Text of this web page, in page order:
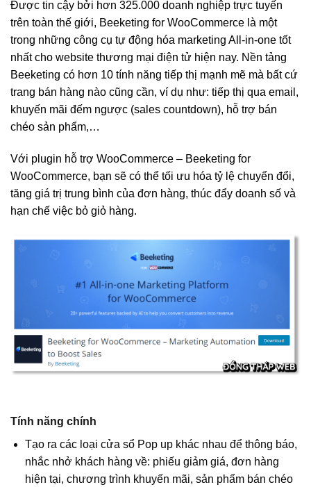
Được tin cậy bởi hơn 325.000 doanh nghiệp trực tuyến
trên toàn thế giới, Beeketing for WooCommerce là một
trong những công cụ tự động hóa marketing All-in-one tốt
nhất cho website thương mại điện tử hiện nay. Nền tảng
Beeketing có hơn 10 tính năng tiếp thị mạnh mẽ mà bất cứ
trang bán hàng nào cũng cần, ví dụ như: tiếp thị qua email,
khuyến mãi đếm ngược (sales countdown), hỗ trợ bán
chéo sản phẩm,…
Với plugin hỗ trợ WooCommerce – Beeketing for
WooCommerce, bạn sẽ có thể tối ưu hóa tỷ lệ chuyển đổi,
tăng giá trị trung bình của đơn hàng, thúc đẩy doanh số và
hạn chế việc bỏ giỏ hàng.
Tính năng chính
Tạo ra các loại cửa sổ Pop up khác nhau để thông báo,
nhắc nhở khách hàng về: phiếu giảm giá, đơn hàng
hiện tại, chương trình khuyến mãi, sản phẩm bán chéo